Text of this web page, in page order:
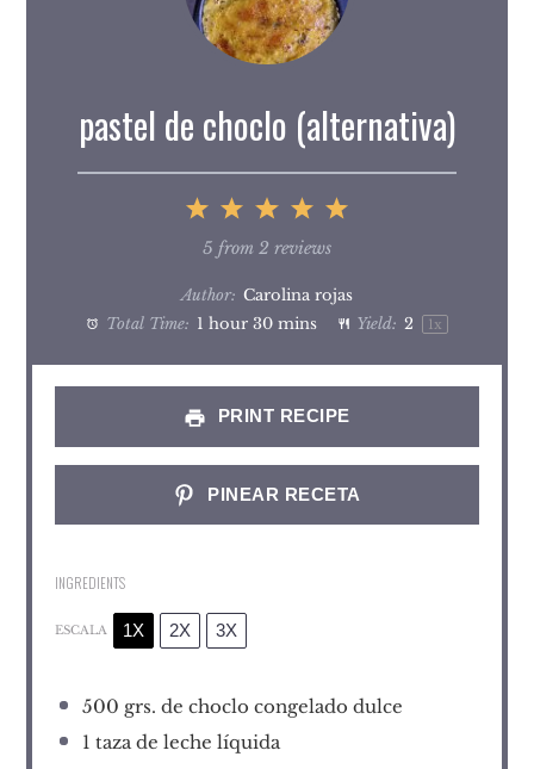
pastel de choclo (alternativa)
5
4
Stars
3
Stars
2
Stars
1
Star
5 from 2 reviews
Author: Carolina rojas
Total Time: 1 hour 30 mins Yield: 2 1x
PRINT RECIPE
PINEAR RECETA
INGREDIENTS
ESCALA 1X 2X 3X
500 grs. de choclo congelado dulce
1 taza de leche líquida